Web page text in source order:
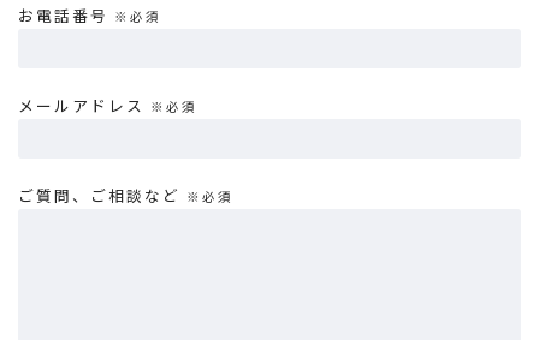
お電話番号 ※必須
メールアドレス ※必須
ご質問、ご相談など ※必須